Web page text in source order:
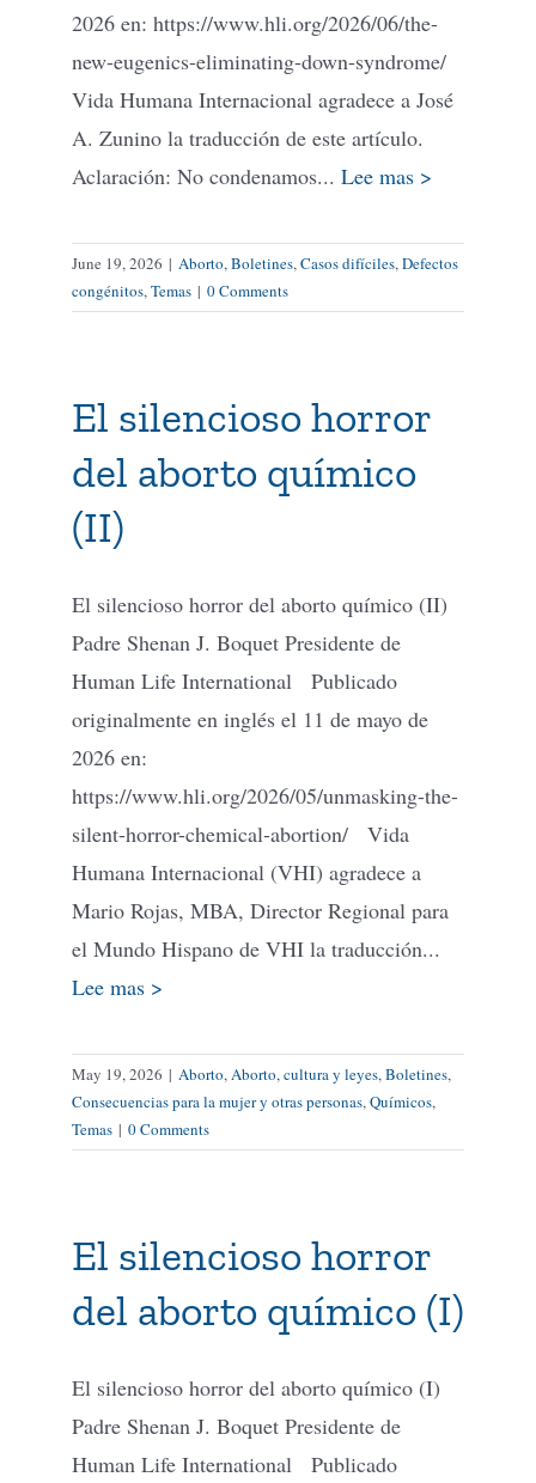
Cómo Donar
2026 en: https://www.hli.org/2026/06/the-
new-eugenics-eliminating-down-syndrome/
Vida Humana Internacional agradece a José
A. Zunino la traducción de este artículo.
Aclaración: No condenamos... Lee mas >
June 19, 2026 | Aborto, Boletines, Casos difíciles, Defectos
congénitos, Temas | 0 Comments
El silencioso horror
del aborto químico
(II)
El silencioso horror del aborto químico (II)
Padre Shenan J. Boquet Presidente de
Human Life International Publicado
originalmente en inglés el 11 de mayo de
2026 en:
https://www.hli.org/2026/05/unmasking-the-
silent-horror-chemical-abortion/ Vida
Humana Internacional (VHI) agradece a
Mario Rojas, MBA, Director Regional para
el Mundo Hispano de VHI la traducción...
Lee mas >
May 19, 2026 | Aborto, Aborto, cultura y leyes, Boletines,
Consecuencias para la mujer y otras personas, Químicos,
Temas | 0 Comments
El silencioso horror
del aborto químico (I)
El silencioso horror del aborto químico (I)
Padre Shenan J. Boquet Presidente de
Human Life International Publicado